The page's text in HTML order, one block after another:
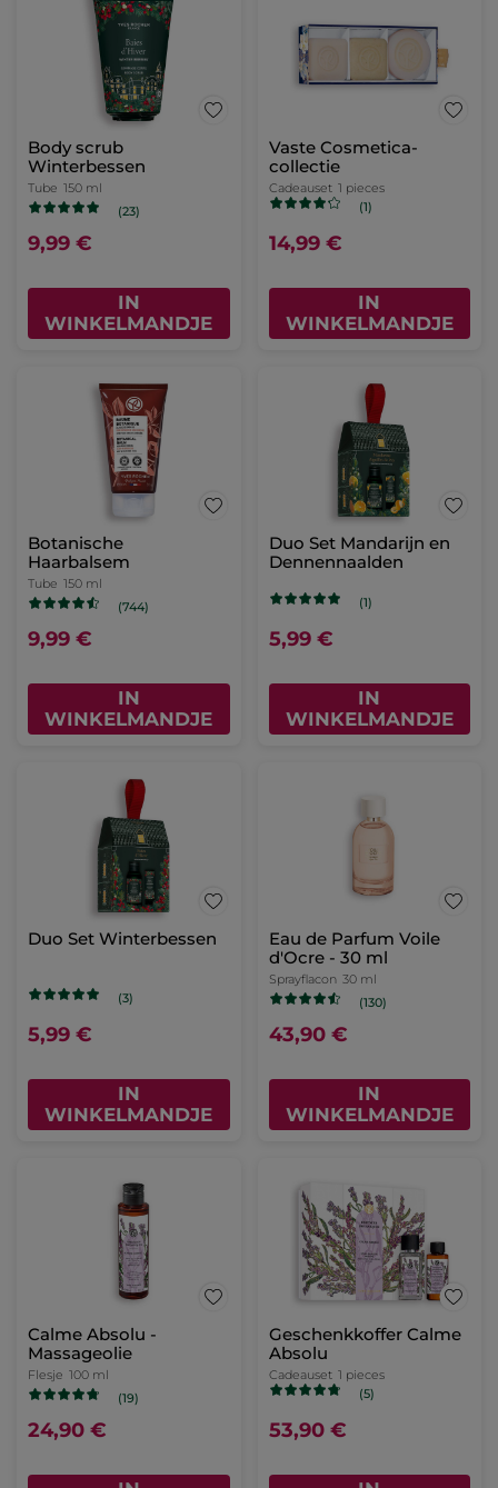
Body scrub
Winterbessen
Tube 150 ml
(23)
9,99 €
IN
WINKELMANDJE
Vaste Cosmetica-
collectie
Cadeauset 1 pieces
(1)
14,99 €
IN
WINKELMANDJE
Botanische
Haarbalsem
Tube 150 ml
(744)
9,99 €
IN
WINKELMANDJE
Duo Set Mandarijn en
Dennennaalden
(1)
5,99 €
IN
WINKELMANDJE
Duo Set Winterbessen
(3)
5,99 €
IN
WINKELMANDJE
Eau de Parfum Voile
d'Ocre - 30 ml
Sprayflacon 30 ml
(130)
43,90 €
IN
WINKELMANDJE
Calme Absolu -
Massageolie
Flesje 100 ml
(19)
24,90 €
Geschenkkoffer Calme
Absolu
Cadeauset 1 pieces
(5)
53,90 €